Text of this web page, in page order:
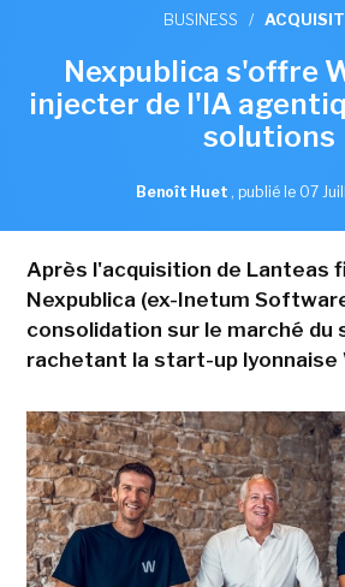
BUSINESS /
Nexpublica s'offre
injecter de l'IA
solutions
Benoît Huet , publié le 07
Après l'acquisition de Lanteas
Nexpublica (ex-Inetum
consolidation sur le marché du
rachetant la start-up lyonnaise